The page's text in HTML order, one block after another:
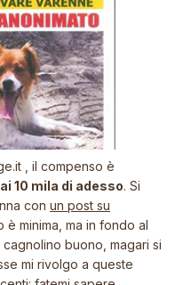
, il compenso è
10 mila di adesso. Si
con un post su
è minima, ma in fondo al
buono, magari si
mi rivolgo a queste